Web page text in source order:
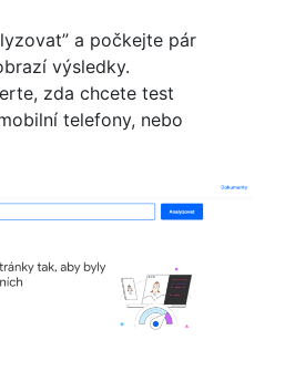
a počkejte pár
výsledky.
zda chcete test
telefony, nebo